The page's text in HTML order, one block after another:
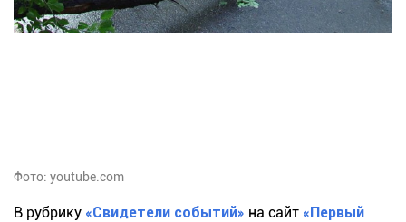
Фото: youtube.com
В рубрику «Свидетели событий» на сайт «Первый